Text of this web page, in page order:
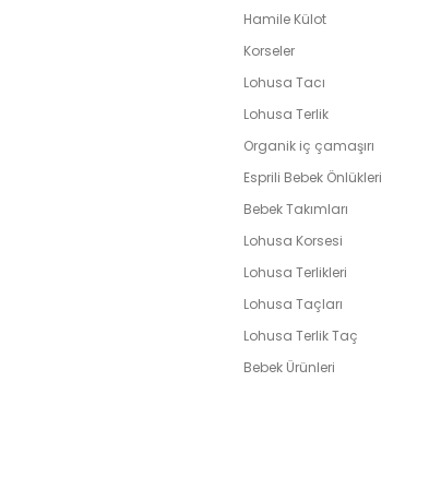
Hamile Külot
Korseler
Lohusa Tacı
Lohusa Terlik
Organik iç çamaşırı
Esprili Bebek Önlükleri
Bebek Takımları
Lohusa Korsesi
Lohusa Terlikleri
Lohusa Taçları
Lohusa Terlik Taç
Bebek Ürünleri